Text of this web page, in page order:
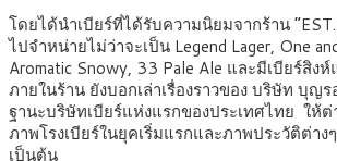
โดยได้นำเบียร์ที่ได้รับความนิยมจากร้าน
ไปจำหน่ายไม่ว่าจะเป็น Legend Lager, One
Aromatic Snowy, 33 Pale Ale และมีเบียร์สิง
ภายในร้าน ยังบอกเล่าเรื่องราวของ บริษัท บุญ
ฐานะบริษัทเบียร์แห่งแรกของประเทศไทย ให้ต่
ภาพโรงเบียร์ในยุคเริ่มแรกและภาพประวัติต่า
เป็นต้น